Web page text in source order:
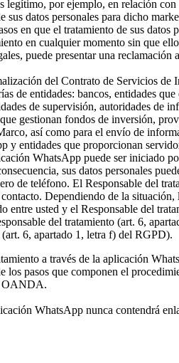
legítimo, por ejemplo, en relación
sus datos personales para dicho
en que el tratamiento de sus
en cualquier momento sin que
puede presentar una
del Contrato de Servicios
de entidades: bancos, entidades
de supervisión, autoridades
gestionan fondos de inversión,
así como para el envío de
y entidades que proporcionan
WhatsApp puede ser iniciado
sus datos personales
de teléfono. El Responsable del
Dependiendo de la
entre usted y el Responsable del
del tratamiento (art. 6,
6, apartado 1, letra f) del RGPD).
a través de la aplicación
los pasos que componen el
OANDA.
WhatsApp nunca contendrá